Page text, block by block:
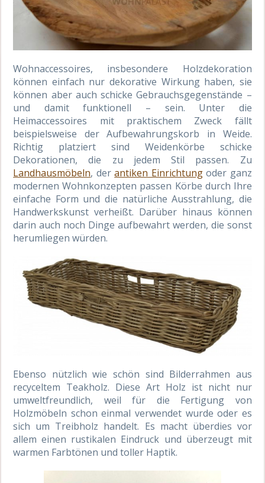
Wohnaccessoires, insbesondere Holzdekoration
können einfach nur dekorative Wirkung haben, sie
können aber auch schicke Gebrauchsgegenstände –
und damit funktionell – sein. Unter die
Heimaccessoires mit praktischem Zweck fällt
beispielsweise der Aufbewahrungskorb in Weide.
Richtig platziert sind Weidenkörbe schicke
Dekorationen, die zu jedem Stil passen. Zu
Landhausmöbeln, derantiken Einrichtungoder ganz
modernen Wohnkonzepten passen Körbe durch Ihre
einfache Form und die natürliche Ausstrahlung, die
Handwerkskunst verheißt. Darüber hinaus können
darin auch noch Dinge aufbewahrt werden, die sonst
herumliegen würden.
Ebenso nützlich wie schön sind Bilderrahmen aus
recyceltem Teakholz. Diese Art Holz ist nicht nur
umweltfreundlich, weil für die Fertigung von
Holzmöbeln schon einmal verwendet wurde oder es
sich um Treibholz handelt. Es macht überdies vor
allem einen rustikalen Eindruck und überzeugt mit
warmen Farbtönen und toller Haptik.